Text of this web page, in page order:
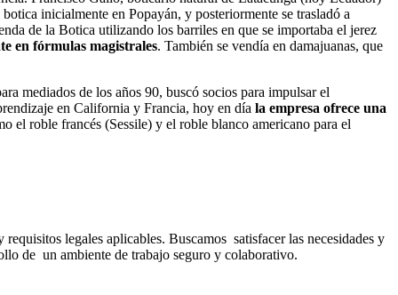
inicialmente en Popayán, y posteriormente se trasladó a
de la Botica utilizando los barriles en que se importaba el jerez
en fórmulas magistrales. También se vendía en damajuanas, que
mediados de los años 90, buscó socios para impulsar el
en California y Francia, hoy en día la empresa ofrece una
el roble francés (Sessile) y el roble blanco americano para el
legales aplicables. Buscamos satisfacer las necesidades y
de un ambiente de trabajo seguro y colaborativo.